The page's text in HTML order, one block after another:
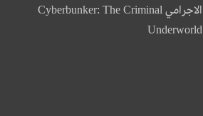
الاجرامي Cyberbunker: The Criminal
Underworld